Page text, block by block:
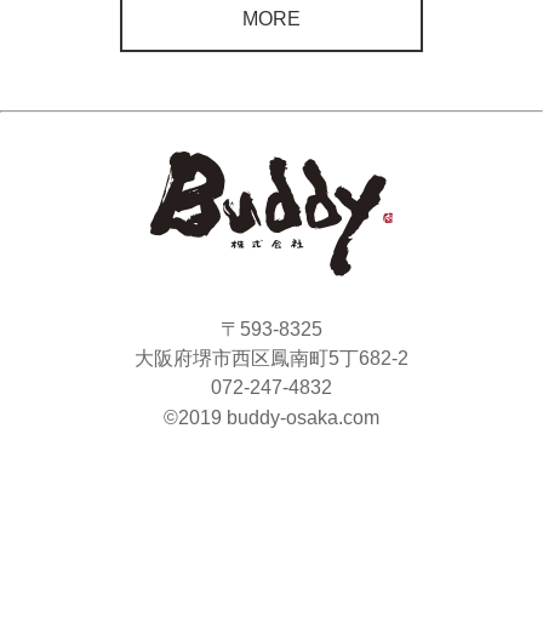
MORE
〒593-8325
大阪府堺市西区鳳南町5丁682-2
072-247-4832
©2019 buddy-osaka.com